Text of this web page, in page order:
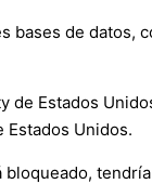
de datos,
Estados
Unidos.